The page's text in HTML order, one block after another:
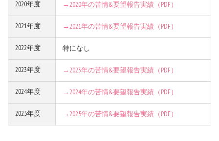
2020年度 →2020年の苦情&要望報告実績（PDF）
2021年度 →2021年の苦情&要望報告実績（PDF）
2022年度 特になし
2023年度 →2023年の苦情&要望報告実績（PDF）
2024年度 →2024年の苦情&要望報告実績（PDF）
2025年度 →2025年の苦情&要望報告実績（PDF）